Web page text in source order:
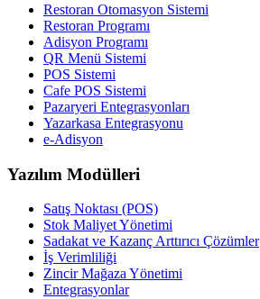
Restoran Otomasyon Sistemi
Restoran Programı
Adisyon Programı
QR Menü Sistemi
POS Sistemi
Cafe POS Sistemi
Pazaryeri Entegrasyonları
Yazarkasa Entegrasyonu
e-Adisyon
Yazılım Modülleri
Satış Noktası (POS)
Stok Maliyet Yönetimi
Sadakat ve Kazanç Arttırıcı Çözümler
İş Verimliliği
Zincir Mağaza Yönetimi
Entegrasyonlar